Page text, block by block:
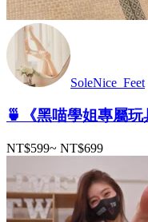
SoleNice_Feet
🍵《黑喵學姐專屬
NT$599~ NT$699